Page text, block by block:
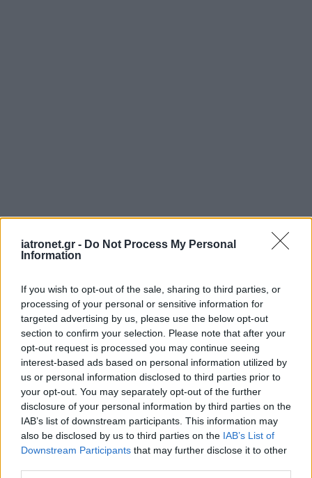
iatronet.gr - Do Not Process My Personal
Information
If you wish to opt-out of the sale, sharing to third parties, or
processing of your personal or sensitive information for
targeted advertising by us, please use the below opt-out
section to confirm your selection. Please note that after your
opt-out request is processed you may continue seeing
interest-based ads based on personal information utilized by
us or personal information disclosed to third parties prior to
your opt-out. You may separately opt-out of the further
disclosure of your personal information by third parties on the
IAB’s list of downstream participants. This information may
also be disclosed by us to third parties on the IAB’s List of
Downstream Participants that may further disclose it to other
ΜΠΕΙΤΕ ΣΤΗ ΣΥΖΗΤΗΣΗ
Loading...
Προσθήκη Σχολίου